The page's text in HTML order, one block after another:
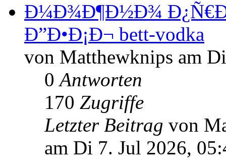
Ð¼Ð¾Ð¶Ð½Ð¾
Ð”Ð•Ð¡Ð¬ bett-vodka
von Matthewknips am
0Antworten
170 Zugriffe
Letzter Beitrag von
am Di 7. Jul 2026,